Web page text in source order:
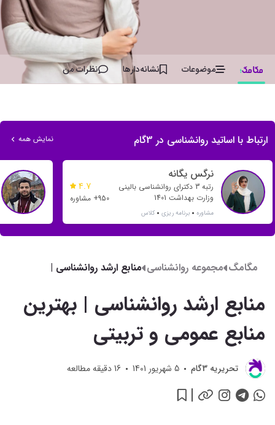
موضوعات نشانه‌دار‌ها نظرات من
ارتباط با اساتید روانشناسی در 3گام نمایش همه
نرگس یگانه
رتبه 3 دکترای روانشناسی بالینی
وزارت بهداشت 1401
مشاوره برنامه ریزی کلاس
4.7
950+ مشاوره
مگامگ مجموعه روانشناسی منابع ارشد روانشناسی |
تربیتی
منابع ارشد روانشناسی | بهترین
منابع عمومی و تربیتی
تحريريه 3گام 5 شهریور 1401 16دقیقه مطالعه